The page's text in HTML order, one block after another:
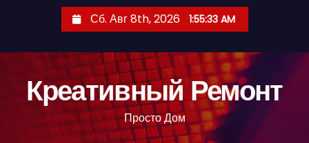
Сб. Авг 8th, 2026 1:55:34 AM
Креативный Ремонт
Просто Дом